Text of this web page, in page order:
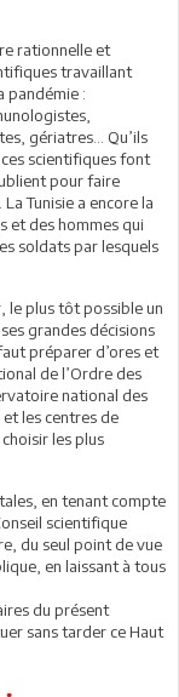
rationnelle et
travaillant
pandémie :
gériatres… Qu’ils
scientifiques font
pour faire
Tunisie a encore la
et des hommes qui
soldats par lesquels
le plus tôt possible un
grandes décisions
préparer d’ores et
de l’Ordre des
national des
les centres de
les plus
en tenant compte
scientifique
du seul point de vue
en laissant à tous
du présent
sans tarder ce Haut